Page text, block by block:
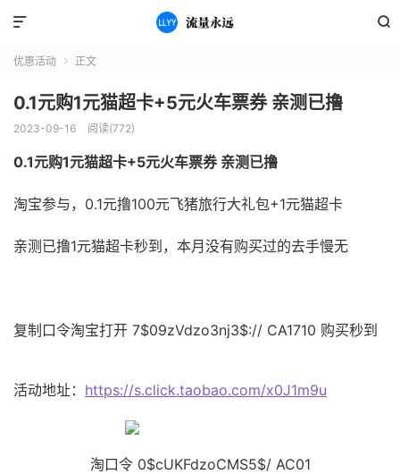


优惠活动  正文
0.1元购1元猫超卡+5元火车票券 亲测已撸
2023-09-16 阅读(772)
0.1元购1元猫超卡+5元火车票券 亲测已撸
淘宝参与，0.1元撸100元飞猪旅行大礼包+1元猫超卡
亲测已撸1元猫超卡秒到，本月没有购买过的去手慢无
复制口令淘宝打开 7$09zVdzo3nj3$:// CA1710 购买秒到
活动地址： https://s.click.taobao.com/x0J1m9u
淘口令 0$cUKFdzoCMS5$/ AC01